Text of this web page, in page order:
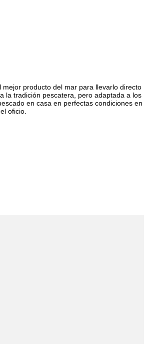
producto del mar para llevarlo directo
la tradición pescatera, pero adaptada a los
en casa en perfectas condiciones en
oficio.